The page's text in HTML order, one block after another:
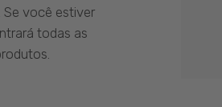
Se você estiver
todas as